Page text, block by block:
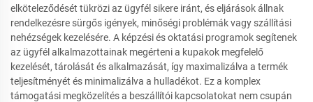
elköteleződését tükrözi az ügyfél sikere iránt, és eljárások állnak
rendelkezésre sürgős igények, minőségi problémák vagy szállítási
nehézségek kezelésére. A képzési és oktatási programok segítenek
az ügyfél alkalmazottainak megérteni a kupakok megfelelő
kezelését, tárolását és alkalmazását, így maximalizálva a termék
teljesítményét és minimalizálva a hulladékot. Ez a komplex
támogatási megközelítés a beszállítói kapcsolatokat nem csupán